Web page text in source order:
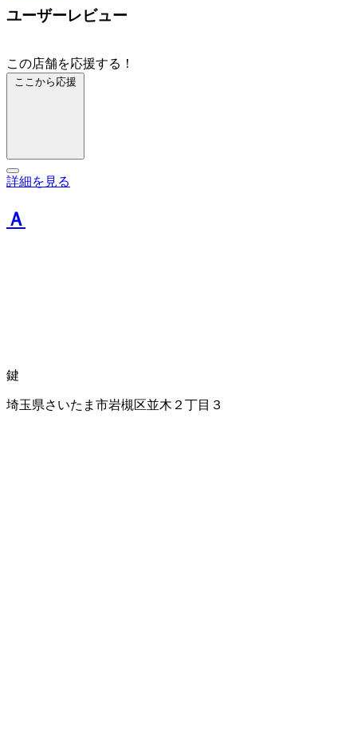
ユーザーレビュー
この店舗を応援する！
ここから応援
詳細を見る
Ａ
鍵
埼玉県さいたま市岩槻区並木２丁目３